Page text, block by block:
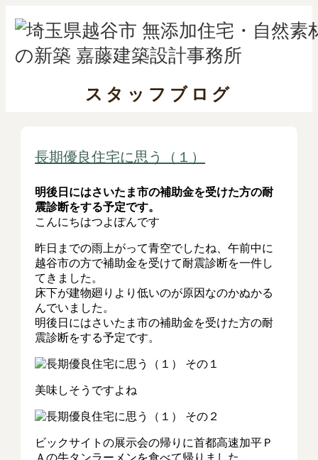
スタッフブログ
長期優良住宅に思う（１）
明後日にはさいたま市の補助金を受けた方の耐
震診断をする予定です。
こんにちはつよぽんです
昨日までの雨上がって青空でしたね、午前中に
越谷市の方で補助金を受けて耐震診断を一件し
てきました。
床下が建物廻りより低いのが原因なのかぬかる
んでいました。
明後日にはさいたま市の補助金を受けた方の耐
震診断をする予定です。
美味しそうですよね
ビックサイトの展示会の帰りに首都高速加平Ｐ
Ａの牛タンラーメンを食べて帰りました。